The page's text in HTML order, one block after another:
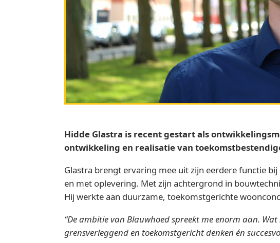
Hidde Glastra is recent gestart als
ontwikkeling en realisatie van
Glastra brengt ervaring mee uit zijn eerdere functie
en met oplevering. Met zijn achtergrond in
Hij werkte aan duurzame, toekomstgerichte
“De ambitie van Blauwhoed spreekt me enorm aan.
grensverleggend en toekomstgericht denken én